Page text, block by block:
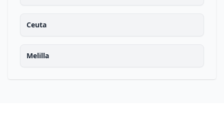
Ceuta
Melilla